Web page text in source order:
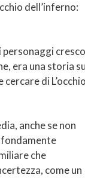
dell’inferno:
personaggi
era una storia
di L’occhio
anche se non
che
come un